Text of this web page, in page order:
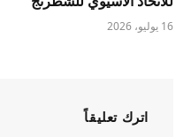
16 يوليو، 2026
اترك تعليقاً